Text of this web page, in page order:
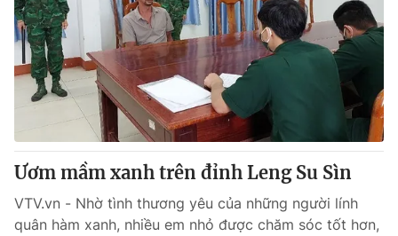
Ươm mầm xanh trên đỉnh Leng Su Sìn
VTV.vn - Nhờ tình thương yêu của những người lính
quân hàm xanh, nhiều em nhỏ được chăm sóc tốt hơn,